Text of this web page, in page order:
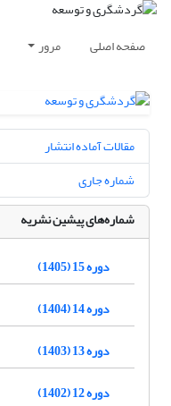
صفحه اصلی مرور
مقالات آماده انتشار
شماره جاری
شماره‌های پیشین نشریه
دوره 15 (1405)
دوره 14 (1404)
دوره 13 (1403)
دوره 12 (1402)